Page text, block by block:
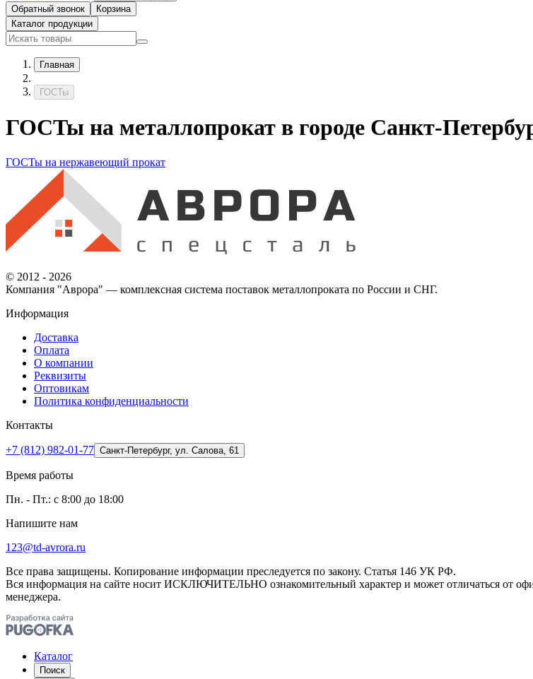
Обратный звонок
Корзина
Каталог продукции
Главная
ГОСТы
ГОСТы на металлопрокат в городе Санкт-
ГОСТы на нержавеющий прокат
© 2012 - 2026
Компания "Аврора" — комплексная система поставок металлопроката по России и СНГ.
Информация
Доставка
Оплата
О компании
Реквизиты
Оптовикам
Политика конфиденциальности
Контакты
+7 (812) 982-01-77 Санкт-Петербург, ул. Салова, 61
Время работы
Пн. - Пт.: с 8:00 до 18:00
Напишите нам
123@td-avrora.ru
Все права защищены. Копирование информации преследуется по закону. Статья 146 УК РФ.
Вся информация на сайте носит ИСКЛЮЧИТЕЛЬНО ознакомительный характер и может отличаться от
менеджера.
Каталог
Поиск